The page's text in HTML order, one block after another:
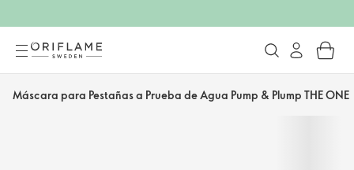
Máscara para Pestañas a Prueba de Agua Pump & Plump THE ONE